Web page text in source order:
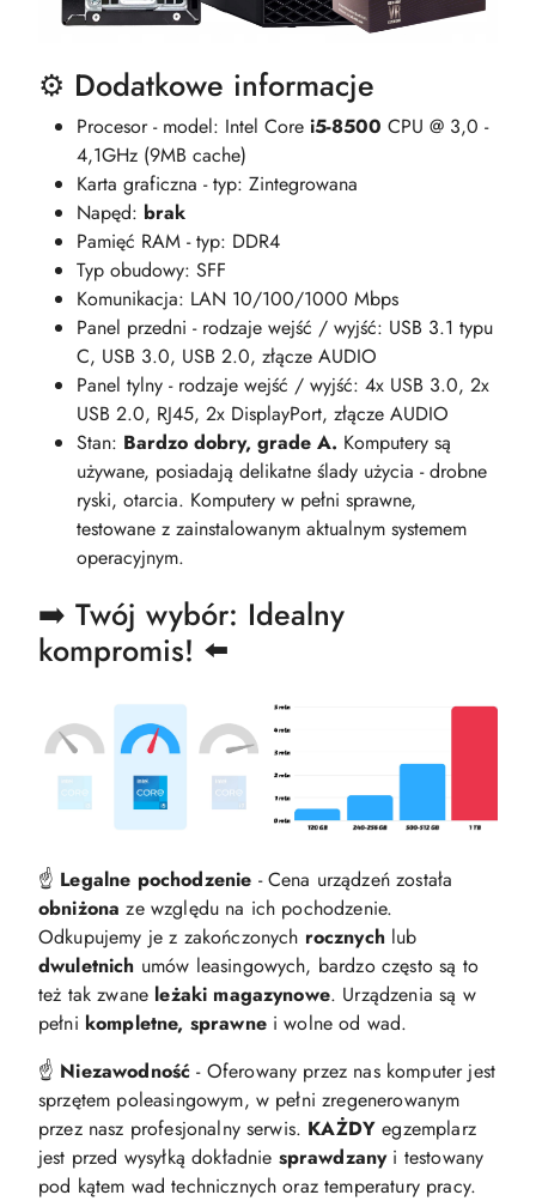
⚙️ Dodatkowe informacje
Procesor - model: Intel Core i5-8500 CPU @ 3,0 -
4,1GHz (9MB cache)
Karta graficzna - typ: Zintegrowana
Napęd: brak
Pamięć RAM - typ: DDR4
Typ obudowy: SFF
Komunikacja: LAN 10/100/1000 Mbps
Panel przedni - rodzaje wejść / wyjść: USB 3.1 typu
C, USB 3.0, USB 2.0, złącze AUDIO
Panel tylny - rodzaje wejść / wyjść: 4x USB 3.0, 2x
USB 2.0, RJ45, 2x DisplayPort, złącze AUDIO
Stan: Bardzo dobry, grade A. Komputery są
używane, posiadają delikatne ślady użycia - drobne
ryski, otarcia. Komputery w pełni sprawne,
testowane z zainstalowanym aktualnym systemem
operacyjnym.
➡️ Twój wybór: Idealny
kompromis! ⬅️
☝️ Legalne pochodzenie - Cena urządzeń została
obniżona ze względu na ich pochodzenie.
Odkupujemy je z zakończonych rocznychlub
dwuletnich umów leasingowych, bardzo często są to
też tak zwane leżaki magazynowe. Urządzenia są w
pełni kompletne, sprawnei wolne od wad.
☝️ Niezawodność - Oferowany przez nas komputer jest
sprzętem poleasingowym, w pełni zregenerowanym
przez nasz profesjonalny serwis. KAŻDY egzemplarz
jest przed wysyłką dokładnie sprawdzanyi testowany
pod kątem wad technicznych oraz temperatury pracy.